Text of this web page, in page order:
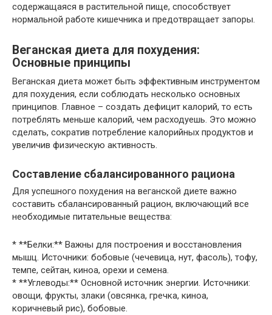
содержащаяся в растительной пище, способствует
нормальной работе кишечника и предотвращает запоры.
Веганская диета для похудения:
Основные принципы
Веганская диета может быть эффективным инструментом
для похудения, если соблюдать несколько основных
принципов. Главное – создать дефицит калорий, то есть
потреблять меньше калорий, чем расходуешь. Это можно
сделать, сократив потребление калорийных продуктов и
увеличив физическую активность.
Составление сбалансированного рациона
Для успешного похудения на веганской диете важно
составить сбалансированный рацион, включающий все
необходимые питательные вещества:
* **Белки:** Важны для построения и восстановления
мышц. Источники: бобовые (чечевица, нут, фасоль), тофу,
темпе, сейтан, киноа, орехи и семена.
* **Углеводы:** Основной источник энергии. Источники:
овощи, фрукты, злаки (овсянка, гречка, киноа,
коричневый рис), бобовые.